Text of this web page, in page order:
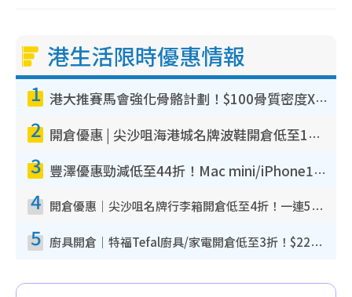
港生活限時優惠情報
1 港大推賽馬會強化骨骼計劃！$100骨質密度X光檢查 完成免費運動訓練送超市禮券！附參加資格
2 開倉優惠 | 尖沙咀海港城名牌波鞋開倉低至1折！On鞋$899起／Joy&Peace鞋履$98起
3 豐澤優惠勁減低至44折！Mac mini/iPhone17Pro大減價！廚房家電$220起
4 開倉優惠｜尖沙咀名牌行李箱開倉低至4折！一連5日 American Tourister/ace./Hallmark $200起！
5 廚具開倉｜特福Tefal廚具/家電開倉低至3折！$220起買平底鍋/炒鑊/湯煲！電飯煲/吸塵機/燙斗$418起